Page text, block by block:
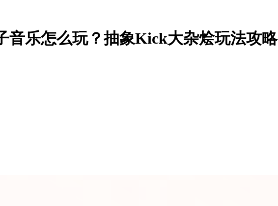
音乐怎么玩？抽象Kick大杂烩玩法攻